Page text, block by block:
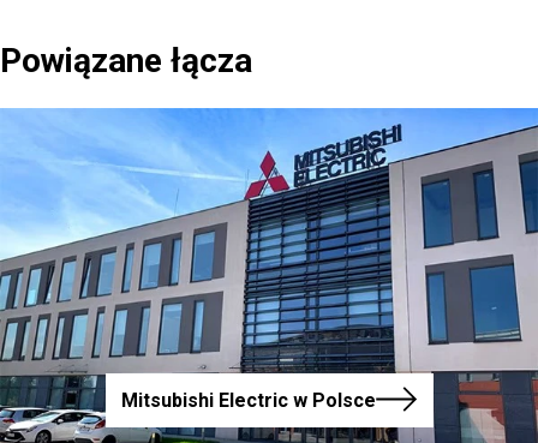
Powiązane łącza
Mitsubishi Electric w Polsce